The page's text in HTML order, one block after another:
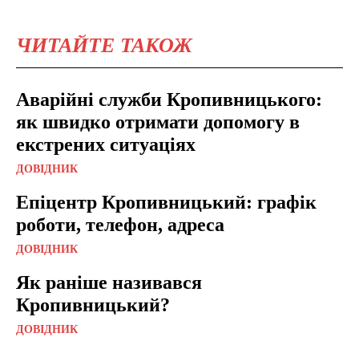
ЧИТАЙТЕ ТАКОЖ
Аварійні служби Кропивницького:
як швидко отримати допомогу в
екстрених ситуаціях
ДОВІДНИК
Епіцентр Кропивницький: графік
роботи, телефон, адреса
ДОВІДНИК
Як раніше називався
Кропивницький?
ДОВІДНИК